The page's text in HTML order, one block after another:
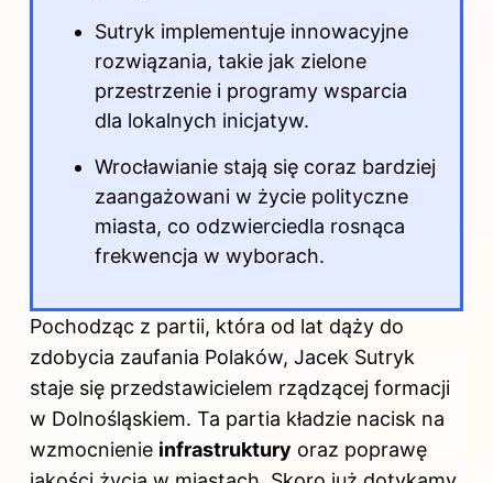
Sutryk implementuje innowacyjne
rozwiązania, takie jak zielone
przestrzenie i programy wsparcia
dla lokalnych inicjatyw.
Wrocławianie stają się coraz bardziej
zaangażowani w życie polityczne
miasta, co odzwierciedla rosnąca
frekwencja w wyborach.
Pochodząc z partii, która od lat dąży do
zdobycia zaufania Polaków, Jacek Sutryk
staje się przedstawicielem rządzącej formacji
w Dolnośląskiem. Ta partia kładzie nacisk na
wzmocnienie infrastruktury oraz poprawę